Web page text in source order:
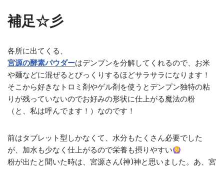
補足‎☆彡
各所に出てくる、
宮源の酵素パウダーはデンプンを分解してくれるので、お米
や麺などに混ぜるとびっくりするほどサラサラになります！
そこから好きなトロミ剤やゲル剤を使うとデンプン独特の粘
りが残っていないのでお好みの形状に仕上がる魔法の粉
（と、私は呼んでます！）なのです！
前はタブレット型しかなくて、水分もたくさん必要でした
が、加水も少なく仕上がるので栄養も摂りやすい
粉が出たと聞いた時は、宮源さん(神)神と思いました。あ、宮